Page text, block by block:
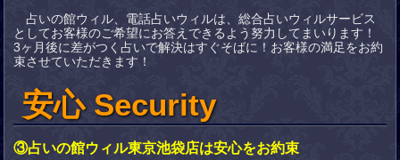
占いの館ウィル、電話占いウィルは、総合占いウィルサービス
としてお客様のご希望にお答えできるよう努力してまいります！
3ヶ月後に差がつく占いで解決はすぐそばに！お客様の満足をお約
束させていただきます！
安心 Security
③占いの館ウィル東京池袋店は安心をお約束